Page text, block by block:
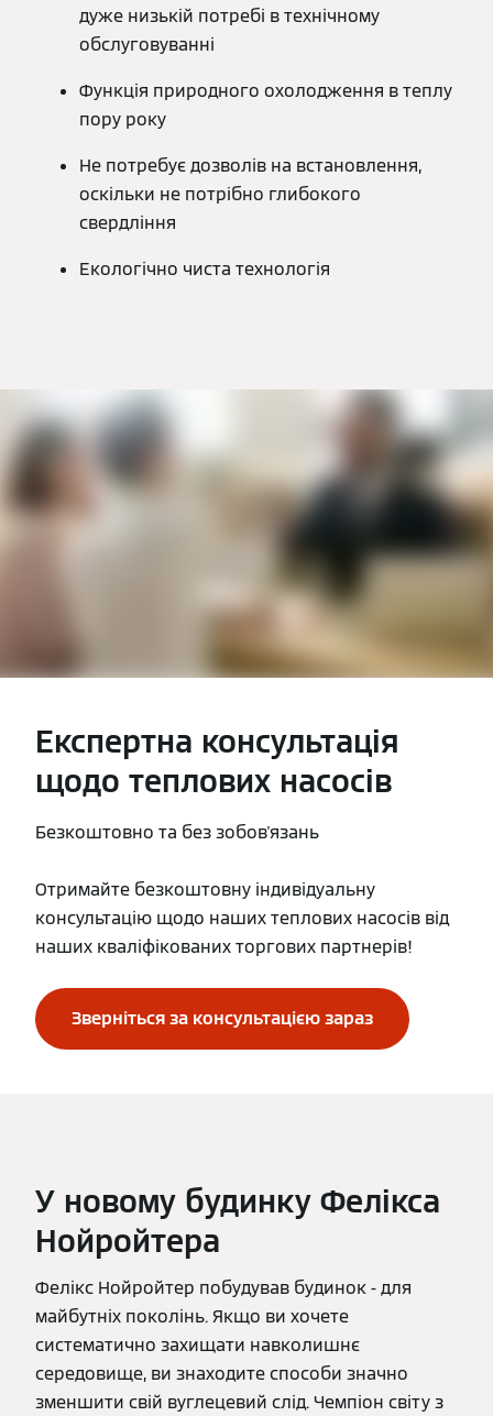
дуже низькій потребі в технічному
обслуговуванні
Функція природного охолодження в теплу
пору року
Не потребує дозволів на встановлення,
оскільки не потрібно глибокого
свердління
Екологічно чиста технологія
Експертна консультація
щодо теплових насосів
Безкоштовно та без зобов'язань
Отримайте безкоштовну індивідуальну
консультацію щодо наших теплових насосів від
наших кваліфікованих торгових партнерів!
Зверніться за консультацією зараз
У новому будинку Фелікса
Нойройтера
Фелікс Нойройтер побудував будинок - для
майбутніх поколінь. Якщо ви хочете
систематично захищати навколишнє
середовище, ви знаходите способи значно
зменшити свій вуглецевий слід. Чемпіон світу з